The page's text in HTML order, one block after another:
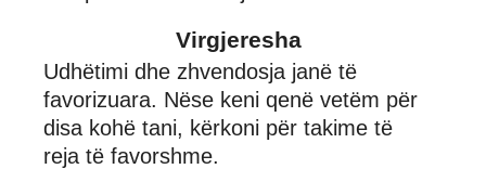
Virgjeresha
Udhëtimi dhe zhvendosja janë të
favorizuara. Nëse keni qenë vetëm për
disa kohë tani, kërkoni për takime të
reja të favorshme.